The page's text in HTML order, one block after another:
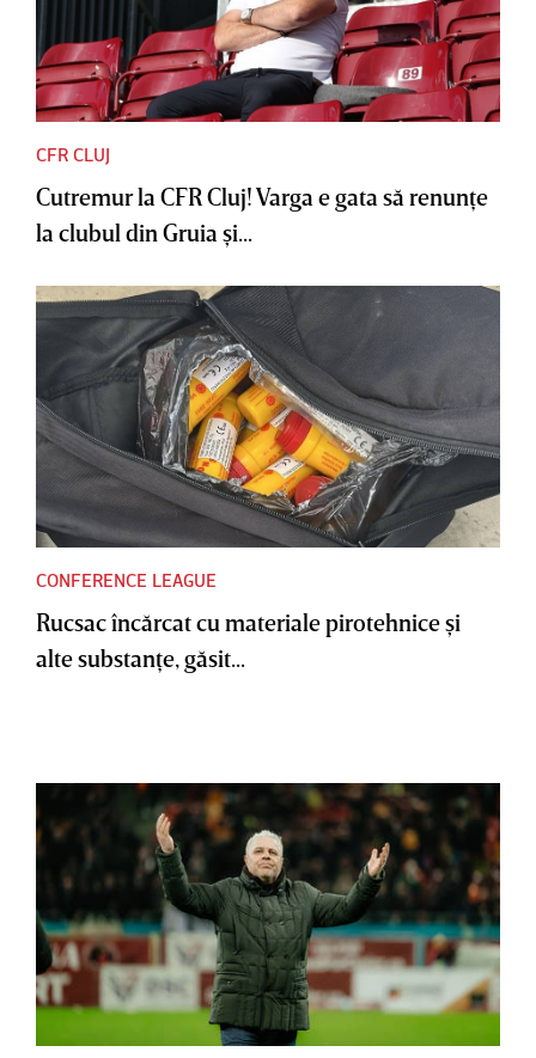
CFR CLUJ
Cutremur la CFR Cluj! Varga e gata să renunţe
la clubul din Gruia şi...
CONFERENCE LEAGUE
Rucsac încărcat cu materiale pirotehnice şi
alte substanţe, găsit...